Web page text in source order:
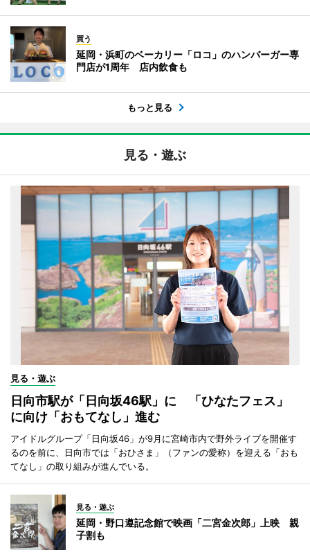
買う
延岡・浜町のベーカリー「ロコ」のハンバーガー専
門店が1周年 店内飲食も
もっと見る
見る・遊ぶ
見る・遊ぶ
日向市駅が「日向坂46駅」に 「ひなたフェス」
に向け「おもてなし」進む
アイドルグループ「日向坂46」が9月に宮崎市内で野外ライブを開催す
るのを前に、日向市では「おひさま」（ファンの愛称）を迎える「おも
てなし」の取り組みが進んでいる。
見る・遊ぶ
延岡・野口遵記念館で映画「二宮金次郎」上映 親
子割も